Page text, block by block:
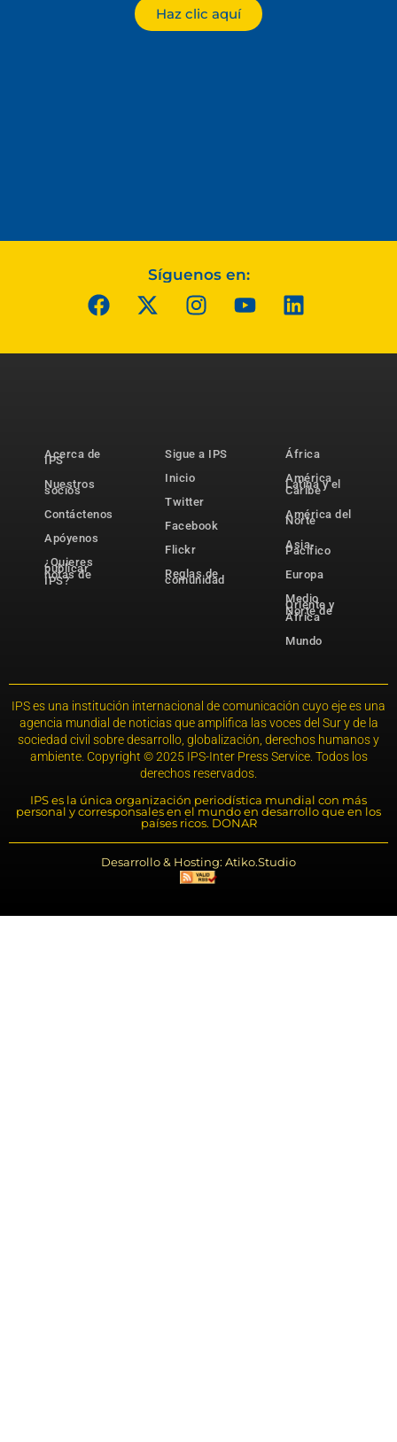
Haz clic aquí
Síguenos en:
Acerca de
IPS
Nuestros
socios
Contáctenos
Apóyenos
¿Quieres
publicar
notas de
IPS?
Sigue a IPS
Inicio
Twitter
Facebook
Flickr
Reglas de
comunidad
África
América
Latina y el
Caribe
América del
Norte
Asia-
Pacífico
Europa
Medio
Oriente y
Norte de
África
Mundo
IPS es una institución internacional de comunicación cuyo eje es una
agencia mundial de noticias que amplifica las voces del Sur y de la
sociedad civil sobre desarrollo, globalización, derechos humanos y
ambiente. Copyright © 2025 IPS-Inter Press Service. Todos los
derechos reservados.
IPS es la única organización periodística mundial con más
personal y corresponsales en el mundo en desarrollo que en los
países ricos. DONAR
Desarrollo & Hosting: Atiko.Studio